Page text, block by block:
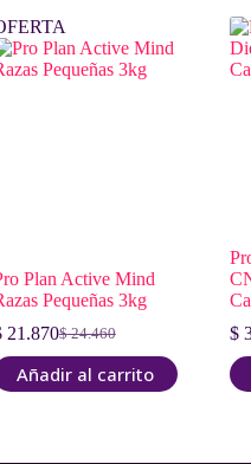
Plan Active Mind
Pequeñas 3kg
$24.460
El
precio
original
21.870El
precio
actual
Añadir al carrito
$